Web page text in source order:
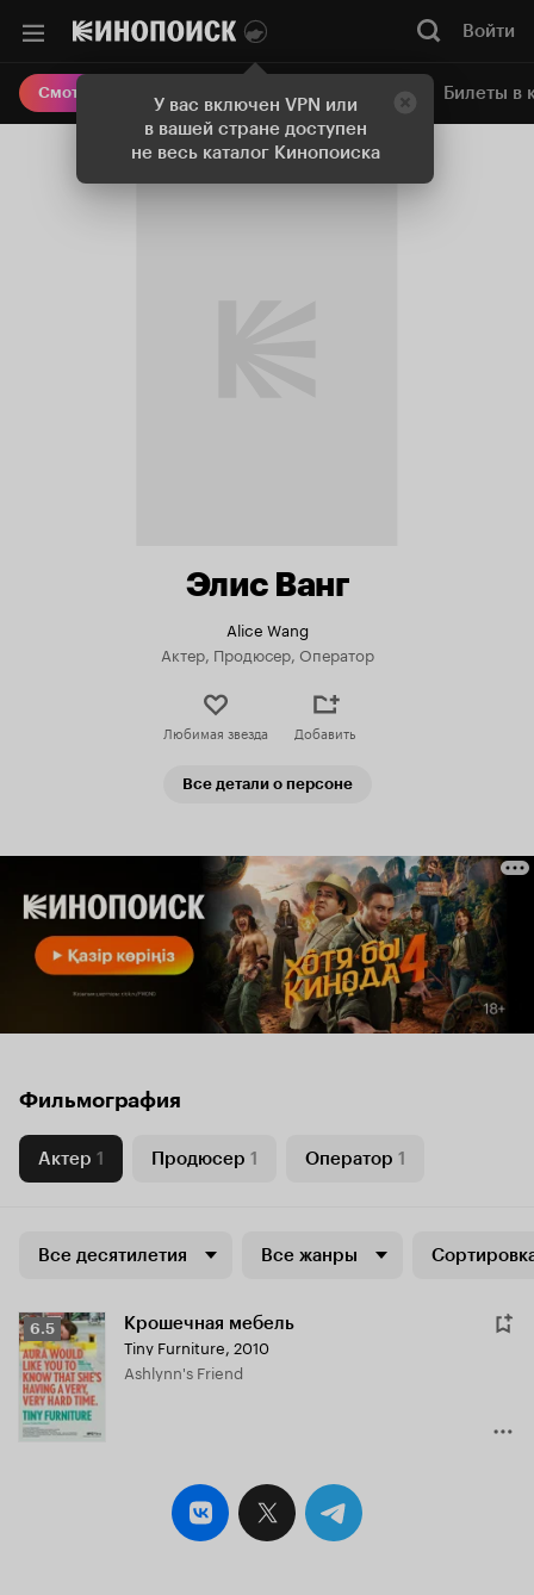
У вас включен VPN или
в вашей стране доступен
не весь каталог Кинопоиска
Войти
Смотреть кино Онлайн-кинотеатр Билеты в
Элис Ванг
Alice Wang
Актер, Продюсер, Оператор
Любимая звезда Добавить
Все детали о персоне
Фильмография
Актер 1 Продюсер 1 Оператор 1
Все десятилетия Все жанры
Рейтинг
Кинопоиска
6.5
6.5 Крошечная мебель
Tiny Furniture, 2010
Ashlynn's Friend